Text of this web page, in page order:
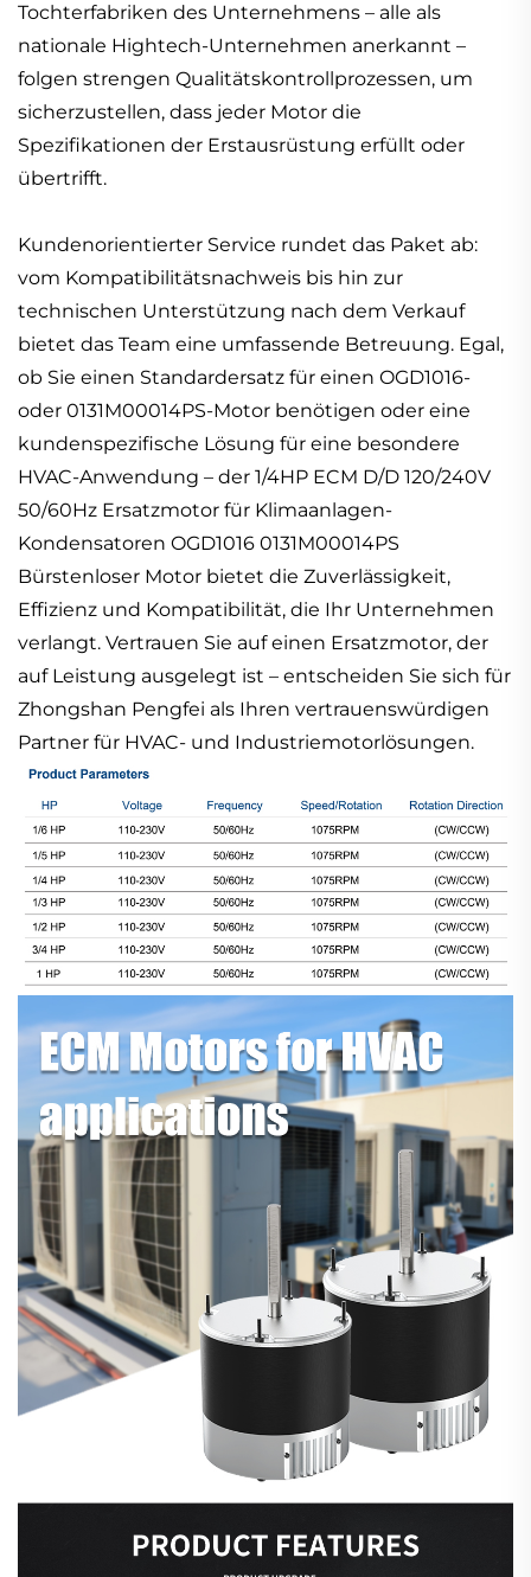
Tochterfabriken des Unternehmens – alle als
nationale Hightech-Unternehmen anerkannt –
folgen strengen Qualitätskontrollprozessen, um
sicherzustellen, dass jeder Motor die
Spezifikationen der Erstausrüstung erfüllt oder
übertrifft.
Kundenorientierter Service rundet das Paket ab:
vom Kompatibilitätsnachweis bis hin zur
technischen Unterstützung nach dem Verkauf
bietet das Team eine umfassende Betreuung. Egal,
ob Sie einen Standardersatz für einen OGD1016-
oder 0131M00014PS-Motor benötigen oder eine
kundenspezifische Lösung für eine besondere
HVAC-Anwendung – der 1/4HP ECM D/D 120/240V
50/60Hz Ersatzmotor für Klimaanlagen-
Kondensatoren OGD1016 0131M00014PS
Bürstenloser Motor bietet die Zuverlässigkeit,
Effizienz und Kompatibilität, die Ihr Unternehmen
verlangt. Vertrauen Sie auf einen Ersatzmotor, der
auf Leistung ausgelegt ist – entscheiden Sie sich für
Zhongshan Pengfei als Ihren vertrauenswürdigen
Partner für HVAC- und Industriemotorlösungen.